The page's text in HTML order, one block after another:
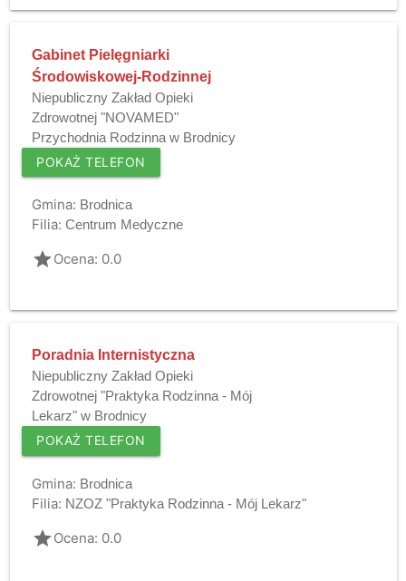
Gabinet Pielęgniarki
Środowiskowej-Rodzinnej
Niepubliczny Zakład Opieki
Zdrowotnej "NOVAMED"
Przychodnia Rodzinna w Brodnicy
POKAŻ TELEFON
Gmina: Brodnica
Filia: Centrum Medyczne
gradeOcena: 0.0
Poradnia Internistyczna
Niepubliczny Zakład Opieki
Zdrowotnej "Praktyka Rodzinna - Mój
Lekarz" w Brodnicy
POKAŻ TELEFON
Gmina: Brodnica
Filia: NZOZ "Praktyka Rodzinna - Mój Lekarz"
gradeOcena: 0.0